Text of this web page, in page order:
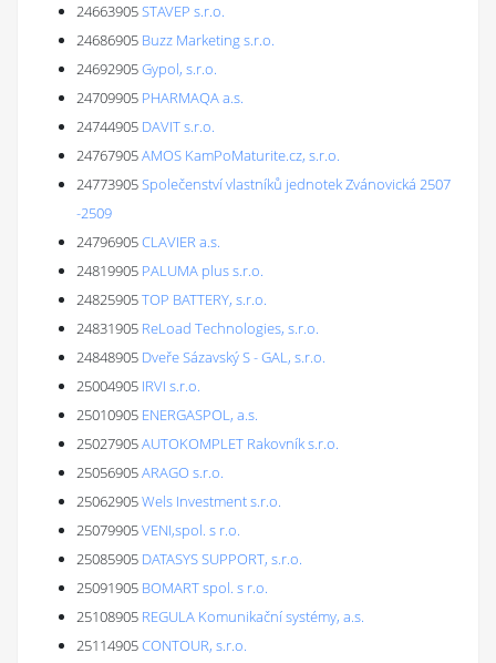
24663905STAVEP s.r.o.
24686905 Buzz Marketing s.r.o.
24692905Gypol, s.r.o.
24709905 PHARMAQA a.s.
24744905 DAVIT s.r.o.
24767905AMOS KamPoMaturite.cz, s.r.o.
24773905Společenství vlastníků jednotek Zvánovická 2507
-2509
24796905CLAVIER a.s.
24819905 PALUMA plus s.r.o.
24825905TOP BATTERY, s.r.o.
24831905 ReLoad Technologies, s.r.o.
24848905 Dveře Sázavský S - GAL, s.r.o.
25004905 IRVI s.r.o.
25010905 ENERGASPOL, a.s.
25027905AUTOKOMPLET Rakovník s.r.o.
25056905ARAGO s.r.o.
25062905Wels Investment s.r.o.
25079905VENI,spol. s r.o.
25085905 DATASYS SUPPORT, s.r.o.
25091905 BOMART spol. s r.o.
25108905 REGULA Komunikační systémy, a.s.
25114905CONTOUR, s.r.o.